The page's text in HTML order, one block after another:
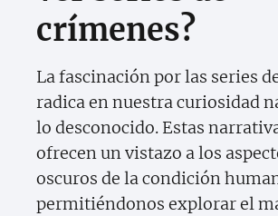
crímenes?
La fascinación por las series
radica en nuestra curiosidad
lo desconocido. Estas
ofrecen un vistazo a los
oscuros de la condición
permitiéndonos explorar el